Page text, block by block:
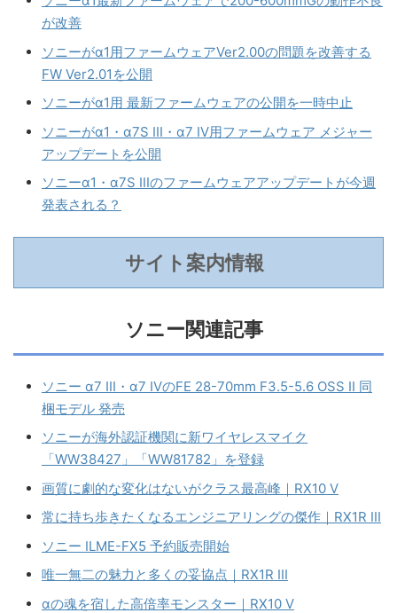
が改善
ソニーがα1用ファームウェアVer2.00の問題を改善する
FW Ver2.01を公開
ソニーがα1用 最新ファームウェアの公開を一時中止
ソニーがα1・α7S III・α7 IV用ファームウェア メジャー
アップデートを公開
ソニーα1・α7S IIIのファームウェアアップデートが今週
発表される？
サイト案内情報
ソニー関連記事
ソニー α7 III・α7 IVのFE 28-70mm F3.5-5.6 OSS II 同
梱モデル 発売
ソニーが海外認証機関に新ワイヤレスマイク
「WW38427」「WW81782」を登録
画質に劇的な変化はないがクラス最高峰｜RX10 V
常に持ち歩きたくなるエンジニアリングの傑作｜RX1R III
ソニー ILME-FX5 予約販売開始
唯一無二の魅力と多くの妥協点｜RX1R III
αの魂を宿した高倍率モンスター｜RX10 V